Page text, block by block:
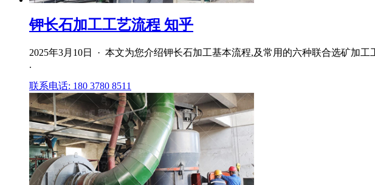
钾长石加工工艺流程 知乎
2025年3月10日 · 本文为您介绍钾长石加工基本流程,及常用的六种联合选矿加
.
联系电话: 180 3780 8511